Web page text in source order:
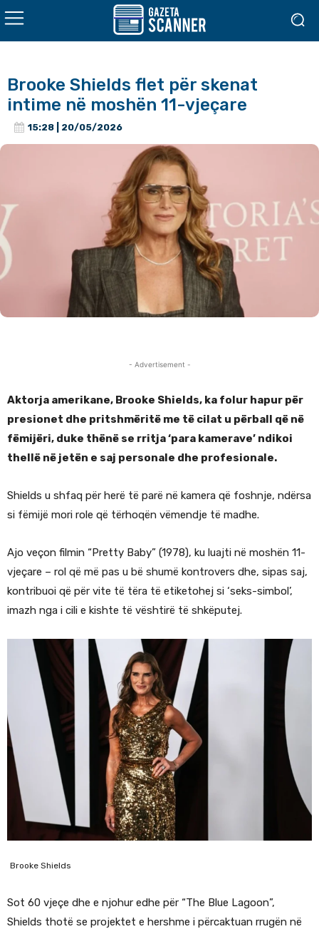
Brooke Shields flet për skenat
intime në moshën 11-vjeçare
15:28 | 20/05/2026
- Advertisement -
Aktorja amerikane, Brooke Shields, ka folur hapur për
presionet dhe pritshmëritë me të cilat u përball që në
fëmijëri, duke thënë se rritja ‘para kamerave’ ndikoi
thellë në jetën e saj personale dhe profesionale.
Shields u shfaq për herë të parë në kamera që foshnje, ndërsa
si fëmijë mori role që tërhoqën vëmendje të madhe.
Ajo veçon filmin “Pretty Baby” (1978), ku luajti në moshën 11-
vjeçare – rol që më pas u bë shumë kontrovers dhe, sipas saj,
kontribuoi që për vite të tëra të etiketohej si ‘seks-simbol’,
imazh nga i cili e kishte të vështirë të shkëputej.
Brooke Shields
Sot 60 vjeçe dhe e njohur edhe për “The Blue Lagoon”,
Shields thotë se projektet e hershme i përcaktuan rrugën në